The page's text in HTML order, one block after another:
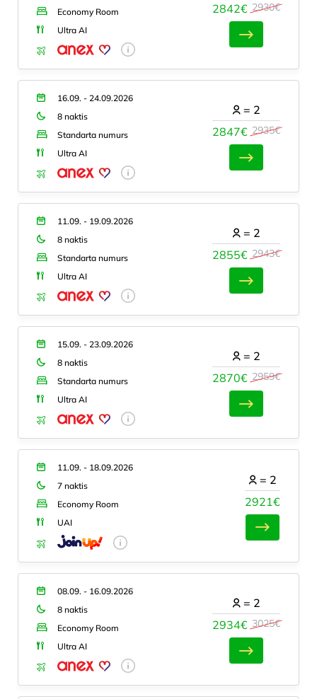
Economy Room
Ultra AI
2842€ 2930€
16.09. - 24.09.2026
8 naktis
Standarta numurs
Ultra AI
2847€ 2935€
= 2
11.09. - 19.09.2026
8 naktis
Standarta numurs
Ultra AI
2855€ 2943€
= 2
15.09. - 23.09.2026
8 naktis
Standarta numurs
Ultra AI
2870€ 2959€
= 2
11.09. - 18.09.2026
7 naktis
Economy Room
UAI
2921€
= 2
08.09. - 16.09.2026
8 naktis
Economy Room
Ultra AI
2934€ 3025€
= 2